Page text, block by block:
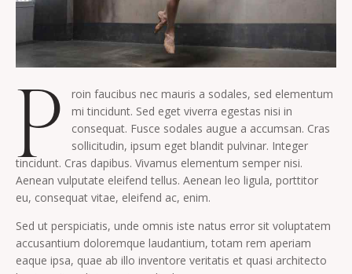
P
roin faucibus nec mauris a sodales, sed elementum
mi tincidunt. Sed eget viverra egestas nisi in
consequat. Fusce sodales augue a accumsan. Cras
sollicitudin, ipsum eget blandit pulvinar. Integer
tincidunt. Cras dapibus. Vivamus elementum semper nisi.
Aenean vulputate eleifend tellus. Aenean leo ligula, porttitor
eu, consequat vitae, eleifend ac, enim.
Sed ut perspiciatis, unde omnis iste natus error sit voluptatem
accusantium doloremque laudantium, totam rem aperiam
eaque ipsa, quae ab illo inventore veritatis et quasi architecto